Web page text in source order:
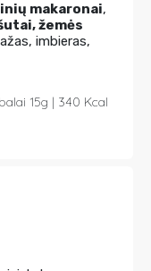
makaronai,
žemės
imbieras,
15g | 340 Kcal